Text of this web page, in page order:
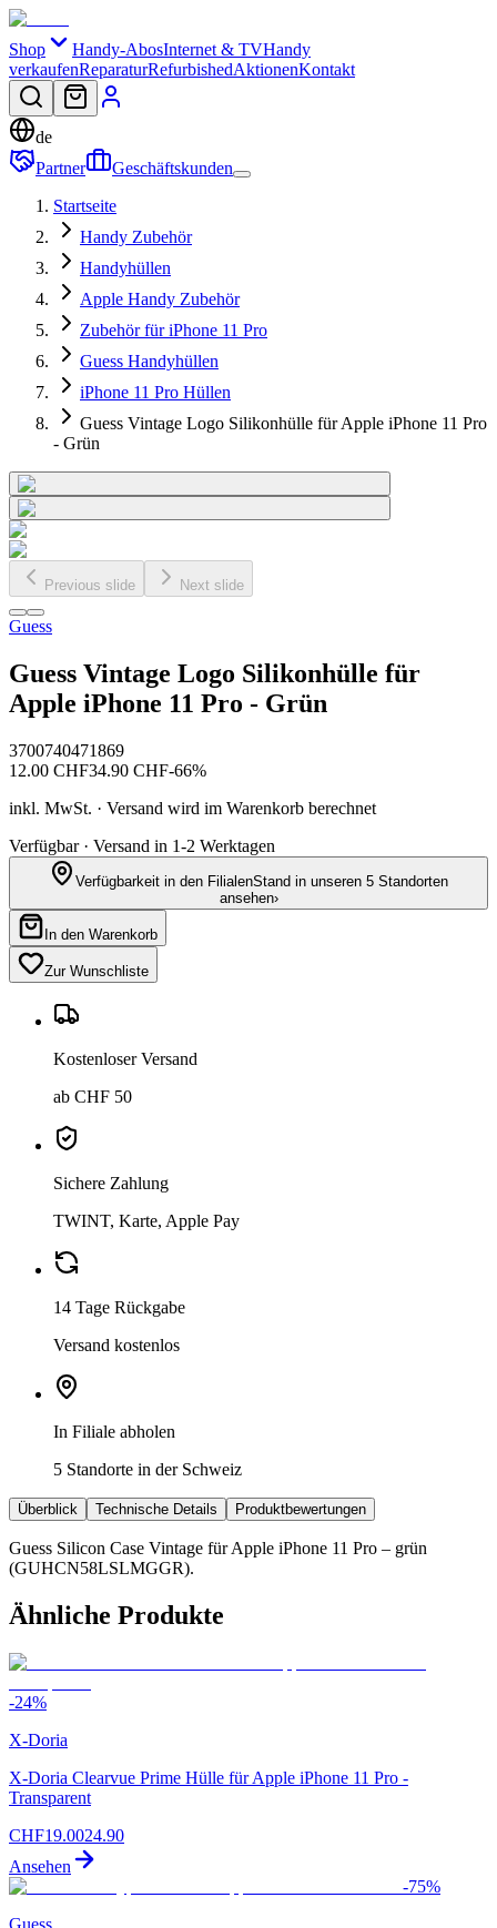
Shop Handy-AbosInternet & TVHandy
verkaufenReparaturRefurbishedAktionenKontakt
de
Partner
Geschäftskunden
Startseite
Handy Zubehör
Handyhüllen
Apple Handy Zubehör
Zubehör für iPhone 11 Pro
Guess Handyhüllen
iPhone 11 Pro Hüllen
Guess Vintage Logo Silikonhülle für Apple iPhone 11 Pro
- Grün
Previous slide Next slide
Guess
Guess Vintage Logo Silikonhülle für
Apple iPhone 11 Pro - Grün
3700740471869
12.00 CHF34.90 CHF-66%
inkl. MwSt. · Versand wird im Warenkorb berechnet
Verfügbar · Versand in 1-2 Werktagen
Verfügbarkeit in den FilialenStand in unseren 5 Standorten
ansehen›
In den Warenkorb
Zur Wunschliste
Kostenloser Versand
ab CHF 50
Sichere Zahlung
TWINT, Karte, Apple Pay
14 Tage Rückgabe
Versand kostenlos
In Filiale abholen
5 Standorte in der Schweiz
Überblick Technische Details Produktbewertungen
Guess Silicon Case Vintage für Apple iPhone 11 Pro – grün
(GUHCN58LSLMGGR).
Ähnliche Produkte
-24%
X-Doria
X-Doria Clearvue Prime Hülle für Apple iPhone 11 Pro -
Transparent
CHF19.0024.90
Ansehen
-75%
Guess